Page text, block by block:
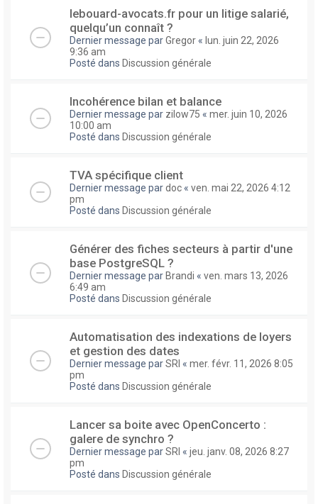
lebouard-avocats.fr pour un litige salarié,
quelqu’un connaît ?
Dernier message parGregor « lun. juin 22, 2026
9:36 am
Posté dans Discussion générale
Incohérence bilan et balance
Dernier message par zilow75 « mer. juin 10, 2026
10:00 am
Posté dans Discussion générale
TVA spécifique client
Dernier message pardoc « ven. mai 22, 2026 4:12
pm
Posté dans Discussion générale
Générer des fiches secteurs à partir d'une
base PostgreSQL ?
Dernier message par Brandi « ven. mars 13, 2026
6:49 am
Posté dans Discussion générale
Automatisation des indexations de loyers
et gestion des dates
Dernier message parSRI « mer. févr. 11, 2026 8:05
pm
Posté dans Discussion générale
Lancer sa boite avec OpenConcerto :
galere de synchro ?
Dernier message parSRI « jeu. janv. 08, 2026 8:27
pm
Posté dans Discussion générale